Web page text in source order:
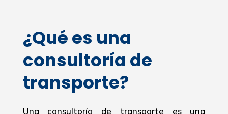
¿Qué es una
consultoría de
transporte?
Una consultoría de transporte es una